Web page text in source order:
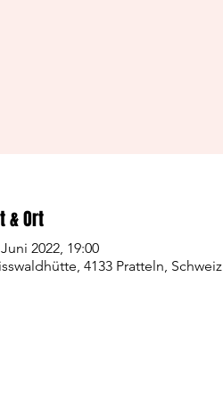
& Ort
2022, 19:00
4133 Pratteln, Schweiz